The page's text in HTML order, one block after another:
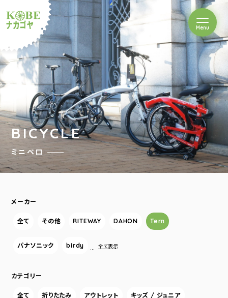
ルショップナカゴヤ
Menuを開閉
BICYCLE
ミニベロ
メーカー
全て その他 RITEWAY DAHON Tern
パナソニック birdy … 全て表示
カテゴリー
全て 折りたたみ アウトレット キッズ / ジュニア